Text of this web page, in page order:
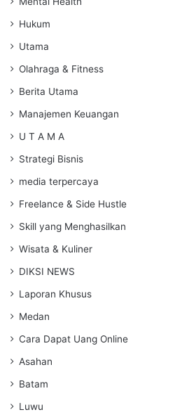
Hukum
Utama
Olahraga & Fitness
Berita Utama
Manajemen Keuangan
U T A M A
Strategi Bisnis
media terpercaya
Freelance & Side Hustle
Skill yang Menghasilkan
Wisata & Kuliner
DIKSI NEWS
Laporan Khusus
Medan
Cara Dapat Uang Online
Asahan
Batam
Luwu